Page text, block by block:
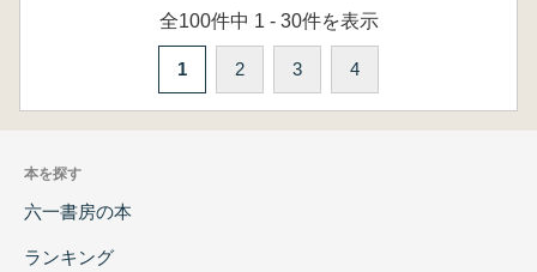
全100件中 1 - 30件を表示
1 2 3 4
本を探す
六一書房の本
ランキング